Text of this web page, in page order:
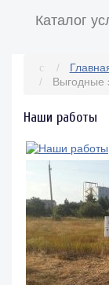
Каталог
Выгодные
Наши работы